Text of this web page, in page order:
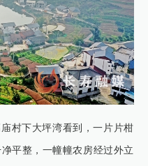
村下大坪湾看到，一片片柑
平整，一幢幢农房经过外立